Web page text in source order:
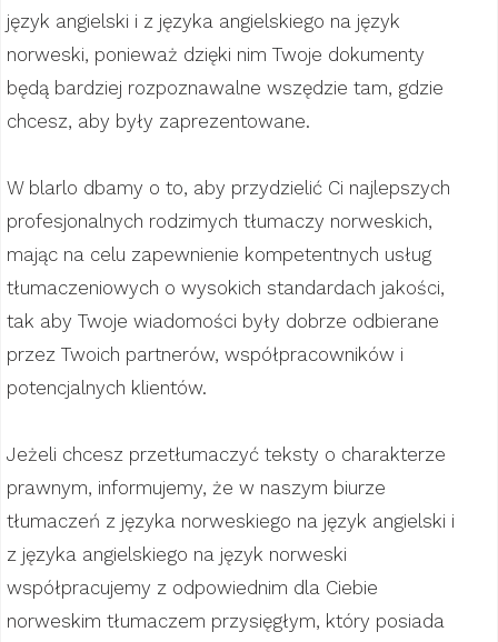
język angielski i z języka angielskiego na język
norweski, ponieważ dzięki nim Twoje dokumenty
będą bardziej rozpoznawalne wszędzie tam, gdzie
chcesz, aby były zaprezentowane.
W blarlo dbamy o to, aby przydzielić Ci najlepszych
profesjonalnych rodzimych tłumaczy norweskich,
mając na celu zapewnienie kompetentnych usług
tłumaczeniowych o wysokich standardach jakości,
tak aby Twoje wiadomości były dobrze odbierane
przez Twoich partnerów, współpracowników i
potencjalnych klientów.
Jeżeli chcesz przetłumaczyć teksty o charakterze
prawnym, informujemy, że w naszym biurze
tłumaczeń z języka norweskiego na język angielski i
z języka angielskiego na język norweski
współpracujemy z odpowiednim dla Ciebie
norweskim tłumaczem przysięgłym, który posiada